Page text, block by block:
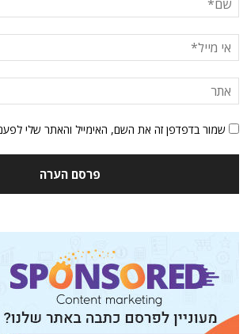
שמור בדפדפן זה את השם, האימייל והאתר שלי